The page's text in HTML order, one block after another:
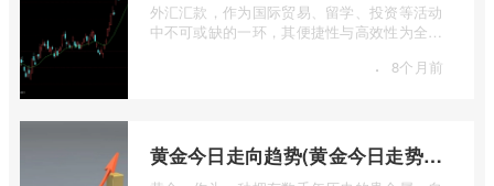
外汇汇款，作为国际贸易、留学、投资等活动
中不可或缺的一环，其便捷性与高效性为全球
· 8个月前
黄金今日走向趋势(黄金今日走势分析建议)